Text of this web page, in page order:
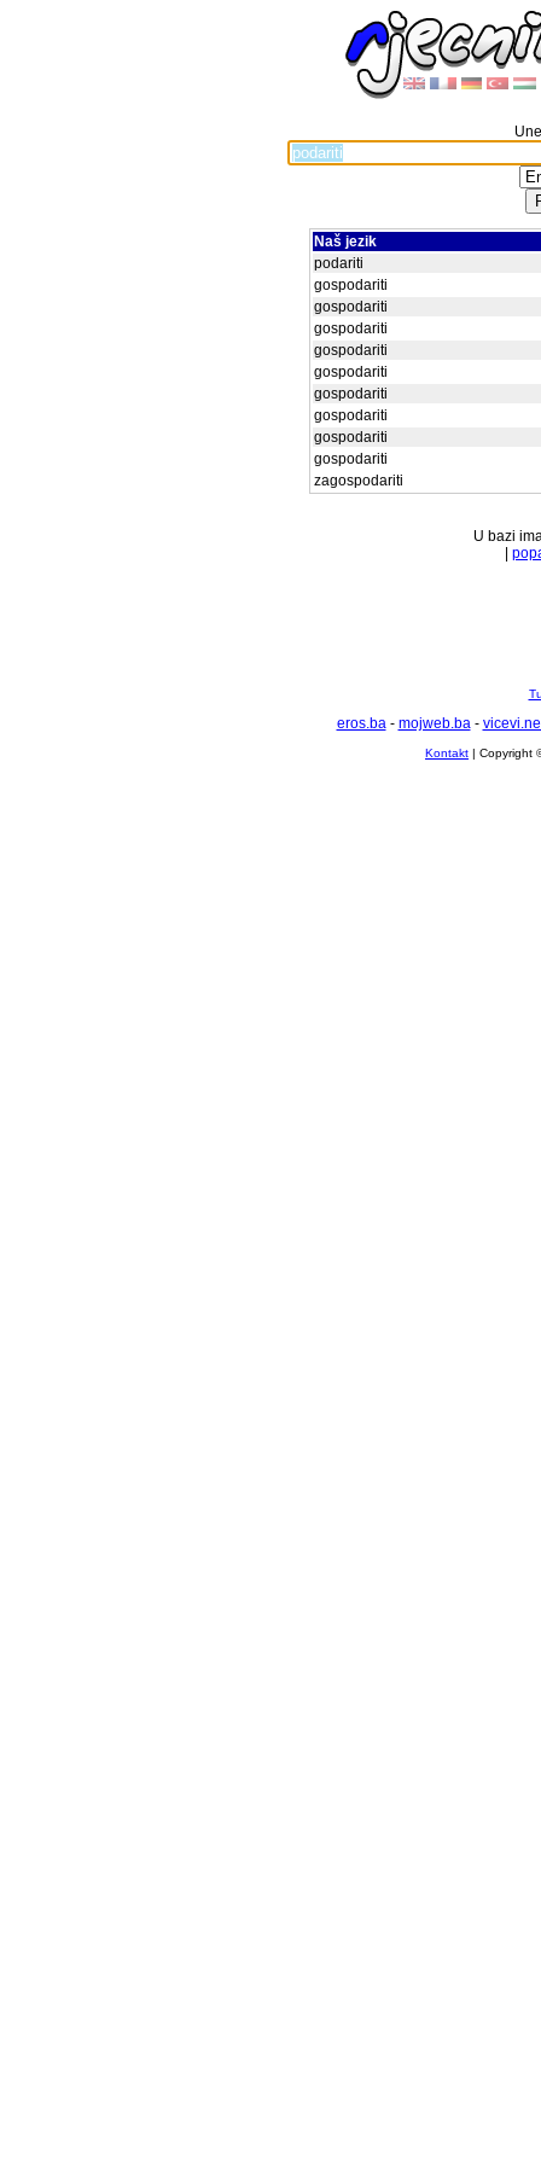
Naš jezik
podariti
gospodariti
gospodariti
gospodariti
gospodariti
gospodariti
gospodariti
gospodariti
gospodariti
gospodariti
zagospodariti
U bazi
eros.ba- mojweb.ba-
Kontakt | Copyright